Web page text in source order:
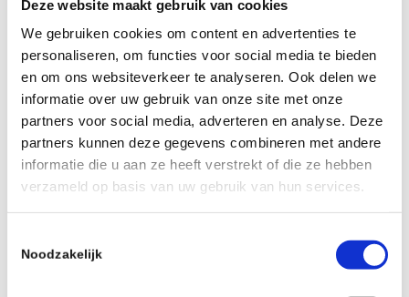
Deze website maakt gebruik van cookies
We gebruiken cookies om content en advertenties te
personaliseren, om functies voor social media te bieden
en om ons websiteverkeer te analyseren. Ook delen we
informatie over uw gebruik van onze site met onze
partners voor social media, adverteren en analyse. Deze
partners kunnen deze gegevens combineren met andere
informatie die u aan ze heeft verstrekt of die ze hebben
verzameld op basis van uw gebruik van hun services.
Noodzakelijk
Deel dit stuk